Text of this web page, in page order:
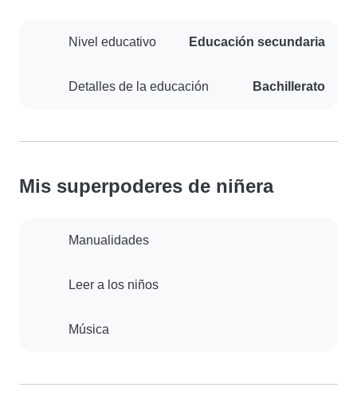
Nivel educativo Educación secundaria
Detalles de la educación Bachillerato
Mis superpoderes de niñera
Manualidades
Leer a los niños
Música